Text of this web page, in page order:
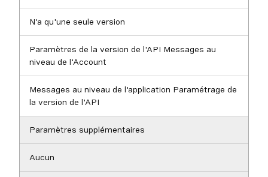
N'a qu'une seule version
Paramètres de la version de l'API Messages au
niveau de l'Account
Messages au niveau de l'application Paramétrage de
la version de l'API
Paramètres supplémentaires
Aucun